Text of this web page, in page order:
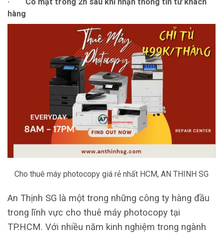
hàng
Cho thuê máy photocopy giá rẻ nhất HCM, AN THINH SG
An Thịnh SG là một trong những công ty hàng đầu
trong lĩnh vực cho thuê máy photocopy tại
TP.HCM. Với nhiều năm kinh nghiệm trong ngành